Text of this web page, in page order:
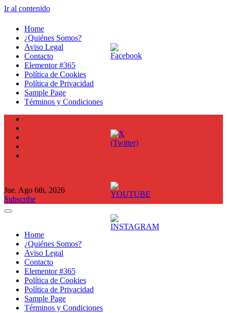
Ir al contenido
Home
¿Quiénes Somos?
Aviso Legal
Contacto
Elementor #365
Política de Cookies
Política de Privacidad
Sample Page
Términos y Condiciones
Jue. Ago 6th, 2026
Subscribe
Home
¿Quiénes Somos?
Aviso Legal
Contacto
Elementor #365
Política de Cookies
Política de Privacidad
Sample Page
Términos y Condiciones